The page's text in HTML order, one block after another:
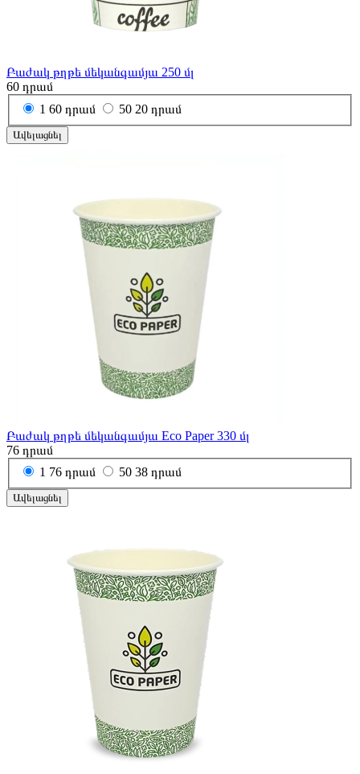
Բաժակ թղթե մեկանգամյա 250 մլ
60 դրամ
1 60 դրամ 50 20 դրամ
Ավելացնել
Բաժակ թղթե մեկանգամյա Eco Paper 330 մլ
76 դրամ
1 76 դրամ 50 38 դրամ
Ավելացնել